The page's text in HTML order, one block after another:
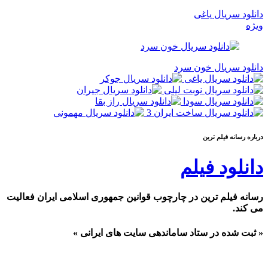
دانلود سریال یاغی
ویژه
دانلود سریال خون سرد
درباره رسانه فيلم ترين
دانلود فیلم
رسانه فیلم ترین در چارچوب قوانین جمهوری اسلامی ایران فعالیت
می کند.
« ثبت شده در ستاد ساماندهی سایت های ایرانی »